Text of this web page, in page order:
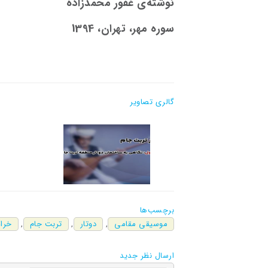
سوره مهر، تهران، 1394
گالری تصاویر
برچسب‌ها
موسیقی مقامی
, دوتار , تربت جام ,
ارسال نظر جدید